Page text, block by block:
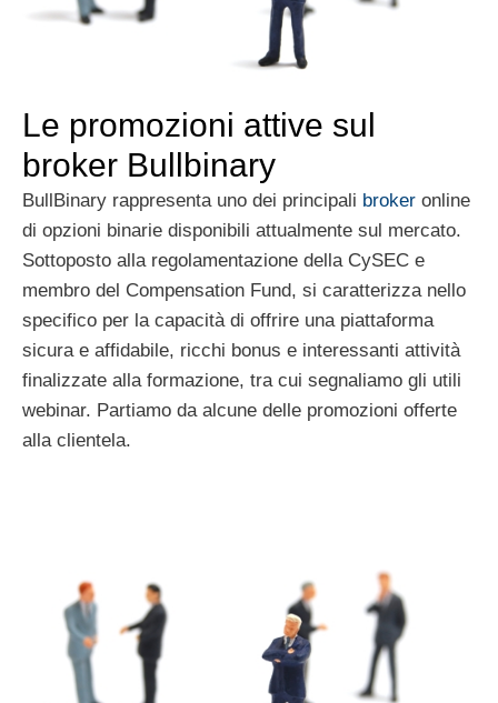
Le promozioni attive sul
broker Bullbinary
BullBinary rappresenta uno dei principali broker online
di opzioni binarie disponibili attualmente sul mercato.
Sottoposto alla regolamentazione della CySEC e
membro del Compensation Fund, si caratterizza nello
specifico per la capacità di offrire una piattaforma
sicura e affidabile, ricchi bonus e interessanti attività
finalizzate alla formazione, tra cui segnaliamo gli utili
webinar. Partiamo da alcune delle promozioni offerte
alla clientela.